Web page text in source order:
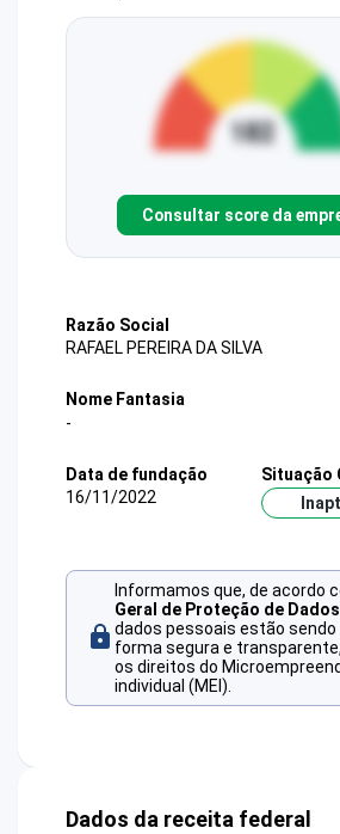
Consultar score da
Razão Social
RAFAEL PEREIRA DA SILVA
Nome Fantasia
-
Data de fundação
16/11/2022
Situação
Informamos que, de acordo
Geral de Proteção de Dados
dados pessoais estão
forma segura e
os direitos do
individual (MEI).
Dados da receita federal